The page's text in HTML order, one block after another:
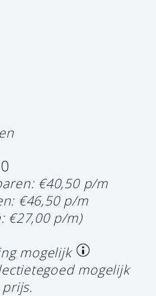
€40,50 p/m
€46,50 p/m
€27,00 p/m)
mogelijk
mogelijk